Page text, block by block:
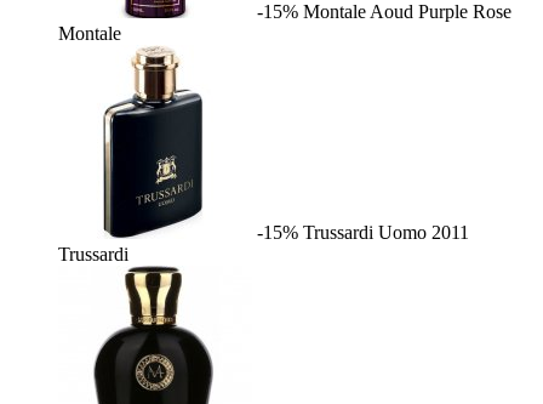
-15% Montale Aoud Purple Rose
Montale
-15% Trussardi Uomo 2011
Trussardi